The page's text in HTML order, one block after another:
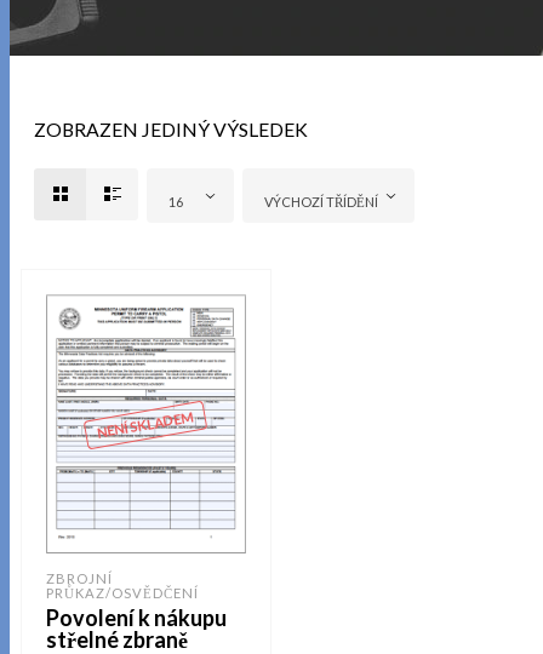
ZOBRAZEN JEDINÝ VÝSLEDEK
16 VÝCHOZÍ TŘÍDĚNÍ
NENÍ SKLADEM
ZBROJNÍ
PRŮKAZ/OSVĚDČENÍ
Povolení k nákupu
střelné zbraně